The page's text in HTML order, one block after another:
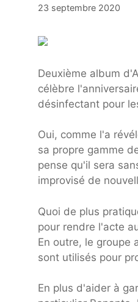
23 septembre 2020
Deuxième album
célèbre
désinfectant pour
Oui, comme l'a
sa propre gamme
pense qu'il sera
improvisé de
Quoi de plus
pour rendre l'acte
En outre, le groupe
sont utilisés pour
En plus d'aider à